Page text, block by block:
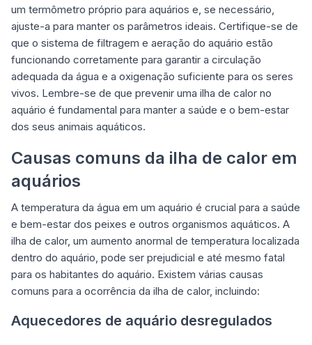
um termômetro próprio para aquários e, se necessário,
ajuste-a para manter os parâmetros ideais. Certifique-se de
que o sistema de filtragem e aeração do aquário estão
funcionando corretamente para garantir a circulação
adequada da água e a oxigenação suficiente para os seres
vivos. Lembre-se de que prevenir uma ilha de calor no
aquário é fundamental para manter a saúde e o bem-estar
dos seus animais aquáticos.
Causas comuns da ilha de calor em
aquários
A temperatura da água em um aquário é crucial para a saúde
e bem-estar dos peixes e outros organismos aquáticos. A
ilha de calor, um aumento anormal de temperatura localizada
dentro do aquário, pode ser prejudicial e até mesmo fatal
para os habitantes do aquário. Existem várias causas
comuns para a ocorrência da ilha de calor, incluindo:
Aquecedores de aquário desregulados